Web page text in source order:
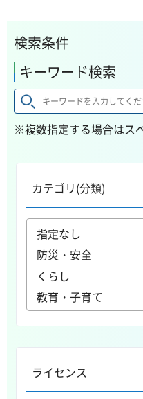
検索条件
キーワード検索
※複数指定する場合はス
カテゴリ(分類)
ライセンス